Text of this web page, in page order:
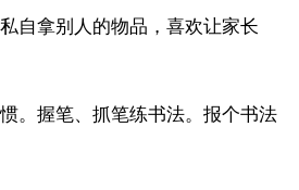
自拿别人的物品，喜欢让家长
。握笔、抓笔练书法。报个书法